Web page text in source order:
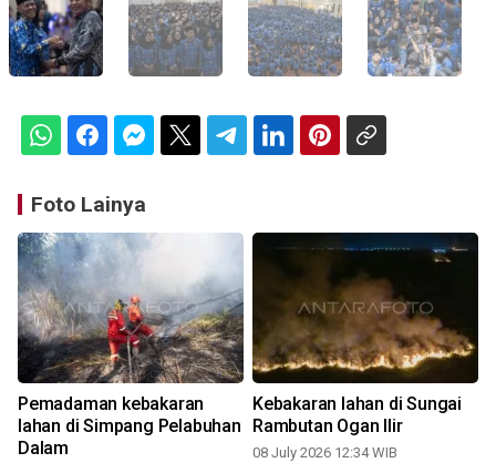
Foto Lainya
Pemadaman kebakaran
lahan di Simpang Pelabuhan
Dalam
Kebakaran lahan di Sungai
Rambutan Ogan Ilir
08 July 2026 12:34 WIB